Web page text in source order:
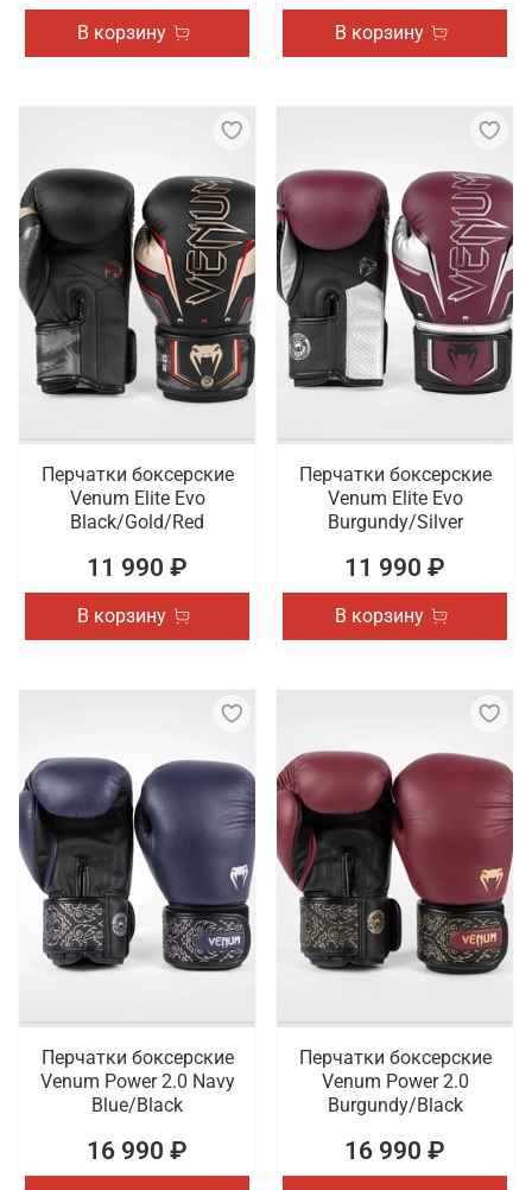
В корзину В корзину
Перчатки боксерские
Venum Elite Evo
Black/Gold/Red
11 990 ₽
В корзину
Перчатки боксерские
Venum Elite Evo
Burgundy/Silver
11 990 ₽
В корзину
Перчатки боксерские
Venum Power 2.0 Navy
Blue/Black
16 990 ₽
Перчатки боксерские
Venum Power 2.0
Burgundy/Black
16 990 ₽